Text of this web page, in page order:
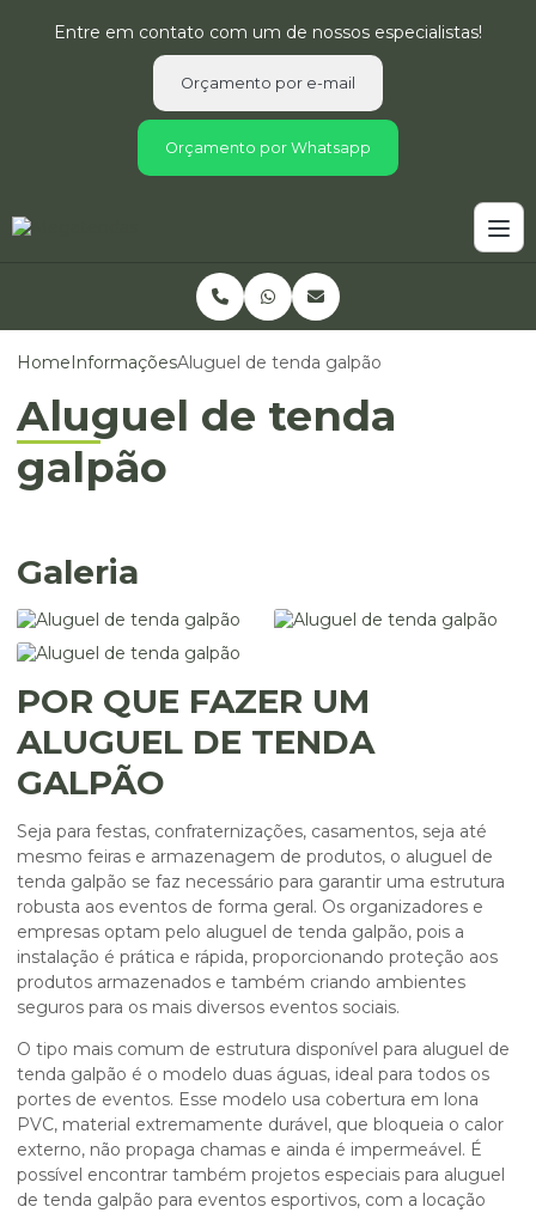
Entre em contato com um de nossos especialistas!
Orçamento por e-mail
Orçamento por Whatsapp
HomeInformaçõesAluguel de tenda galpão
Aluguel de tenda
galpão
Galeria
POR QUE FAZER UM
ALUGUEL DE TENDA
GALPÃO
Seja para festas, confraternizações, casamentos, seja até
mesmo feiras e armazenagem de produtos, o aluguel de
tenda galpão se faz necessário para garantir uma estrutura
robusta aos eventos de forma geral. Os organizadores e
empresas optam pelo aluguel de tenda galpão, pois a
instalação é prática e rápida, proporcionando proteção aos
produtos armazenados e também criando ambientes
seguros para os mais diversos eventos sociais.
O tipo mais comum de estrutura disponível para aluguel de
tenda galpão é o modelo duas águas, ideal para todos os
portes de eventos. Esse modelo usa cobertura em lona
PVC, material extremamente durável, que bloqueia o calor
externo, não propaga chamas e ainda é impermeável. É
possível encontrar também projetos especiais para aluguel
de tenda galpão para eventos esportivos, com a locação